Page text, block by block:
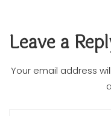
Leave a
Your email address